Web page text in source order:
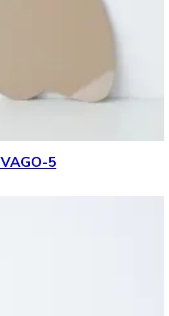
VAGO-5